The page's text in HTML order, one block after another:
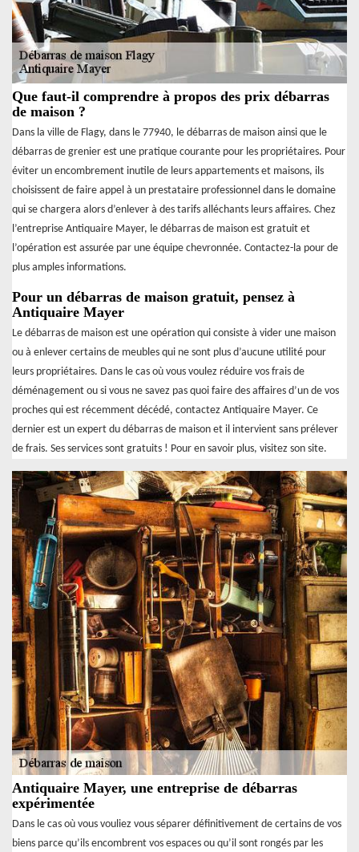
Que faut-il comprendre à propos des prix débarras
de maison ?
Dans la ville de Flagy, dans le 77940, le débarras de maison ainsi que le
débarras de grenier est une pratique courante pour les propriétaires. Pour
éviter un encombrement inutile de leurs appartements et maisons, ils
choisissent de faire appel à un prestataire professionnel dans le domaine
qui se chargera alors d’enlever à des tarifs alléchants leurs affaires. Chez
l’entreprise Antiquaire Mayer, le débarras de maison est gratuit et
l’opération est assurée par une équipe chevronnée. Contactez-la pour de
plus amples informations.
Pour un débarras de maison gratuit, pensez à
Antiquaire Mayer
Le débarras de maison est une opération qui consiste à vider une maison
ou à enlever certains de meubles qui ne sont plus d’aucune utilité pour
leurs propriétaires. Dans le cas où vous voulez réduire vos frais de
déménagement ou si vous ne savez pas quoi faire des affaires d’un de vos
proches qui est récemment décédé, contactez Antiquaire Mayer. Ce
dernier est un expert du débarras de maison et il intervient sans prélever
de frais. Ses services sont gratuits ! Pour en savoir plus, visitez son site.
Antiquaire Mayer, une entreprise de débarras
expérimentée
Dans le cas où vous vouliez vous séparer définitivement de certains de vos
biens parce qu’ils encombrent vos espaces ou qu’il sont rongés par les